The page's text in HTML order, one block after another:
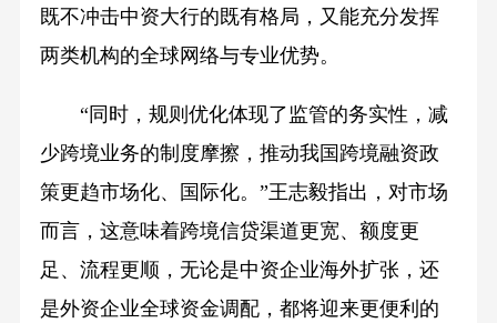
既不冲击中资大行的既有格局，又能充分发挥
两类机构的全球网络与专业优势。
“同时，规则优化体现了监管的务实性，减
少跨境业务的制度摩擦，推动我国跨境融资政
策更趋市场化、国际化。”王志毅指出，对市场
而言，这意味着跨境信贷渠道更宽、额度更
足、流程更顺，无论是中资企业海外扩张，还
是外资企业全球资金调配，都将迎来更便利的